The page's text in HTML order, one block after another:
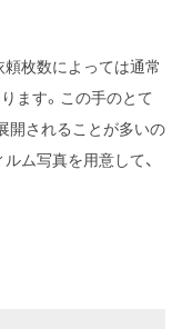
枚数によっては通常
ます。この手のとて
開されることが多いの
ム写真を用意して、